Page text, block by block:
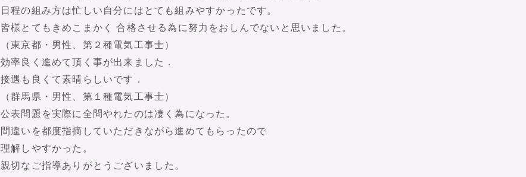
日程の組み方は忙しい自分にはとても組みやすかったです。
皆様とてもきめこまかく 合格させる為に努力をおしんでないと思いました。
（東京都・男性、第２種電気工事士）
効率良く進めて頂く事が出来ました．
接遇も良くて素晴らしいです．
（群馬県・男性、第１種電気工事士）
公表問題を実際に全問やれたのは凄く為になった。
間違いを都度指摘していただきながら進めてもらったので
理解しやすかった。
親切なご指導ありがとうございました。